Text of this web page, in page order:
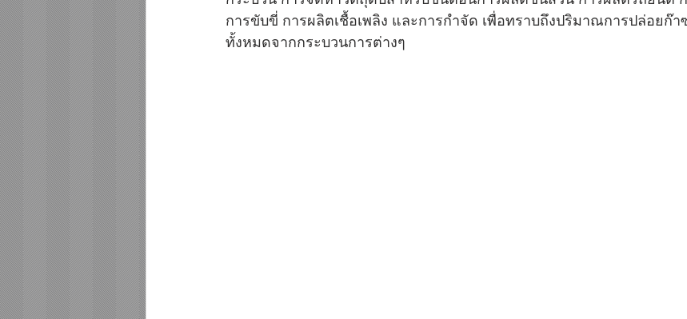
การขับขี่ การผลิตเชื้อเพลิง และการกำจัด เพื่อทราบถึงปริมาณการปล่อยก๊
ทั้งหมดจากกระบวนการต่างๆ